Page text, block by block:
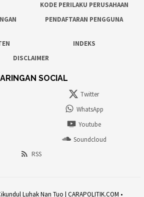
KODE PERILAKU PERUSAHAAN
PENDAFTARAN PENGGUNA
INDEKS
DISCLAIMER
SOCIAL
Twitter
WhatsApp
Youtube
Soundcloud
RSS
Luhak Nan Tuo | CARAPOLITIK.COM •